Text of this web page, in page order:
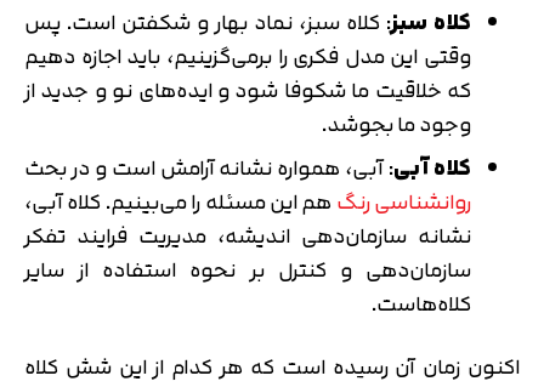
کلاه سبز: کلاه سبز، نماد بهار و شکفتن است. پس
وقتی این مدل فکری را برمی‌گزینیم، باید اجازه دهیم
که خلاقیت ما شکوفا شود و ایده‌های نو و جدید از
وجود ما بجوشد.
کلاه آبی: آبی، همواره نشانه آرامش است و در بحث
روانشناسی رنگهم این مسئله را می‌بینیم. کلاه آبی،
نشانه سازمان‌دهی اندیشه، مدیریت فرایند تفکر
سازمان‌دهی و کنترل بر نحوه استفاده از سایر
کلاه‌هاست.
اکنون زمان آن رسیده است که هر کدام از این شش کلاه